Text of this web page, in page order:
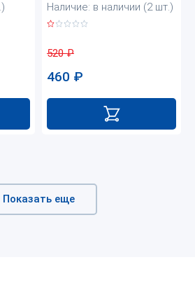
Наличие: в наличии (2 шт.)
520₽
460 ₽
Показать еще